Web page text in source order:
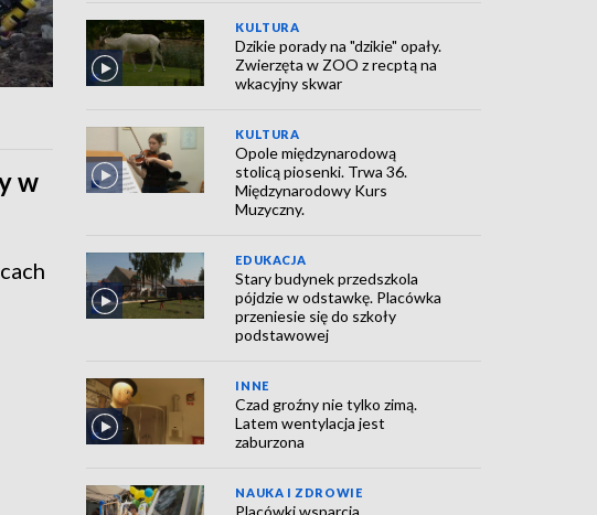
w
KULTURA
Dzikie porady na "dzikie" opały.
Zwierzęta w ZOO z recptą na
wkacyjny skwar
KULTURA
Opole międzynarodową
stolicą piosenki. Trwa 36.
Międzynarodowy Kurs
Muzyczny.
EDUKACJA
Stary budynek przedszkola
pójdzie w odstawkę. Placówka
przeniesie się do szkoły
podstawowej
INNE
Czad groźny nie tylko zimą.
Latem wentylacja jest
zaburzona
NAUKA I ZDROWIE
Placówki wsparcia